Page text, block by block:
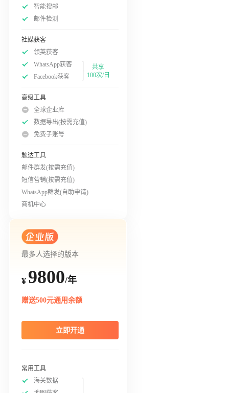
智能搜邮
邮件检测
社媒获客
领英获客
WhatsApp获客
Facebook获客
共享
100次/日
高级工具
全球企业库
数据导出(按需充值)
免费子账号
触达工具
邮件群发(按需充值)
短信营销(按需充值)
WhatsApp群发(自助申请)
商机中心
最多人选择的版本
¥ 9800/年
赠送500元通用余额
立即开通
常用工具
海关数据